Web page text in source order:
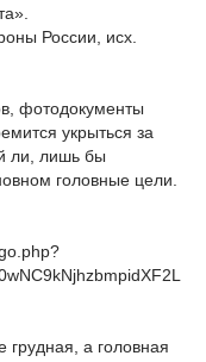
России, исх.
фотодокументы
укрыться за
ли, лишь бы
головные цели.
грудная, а головная